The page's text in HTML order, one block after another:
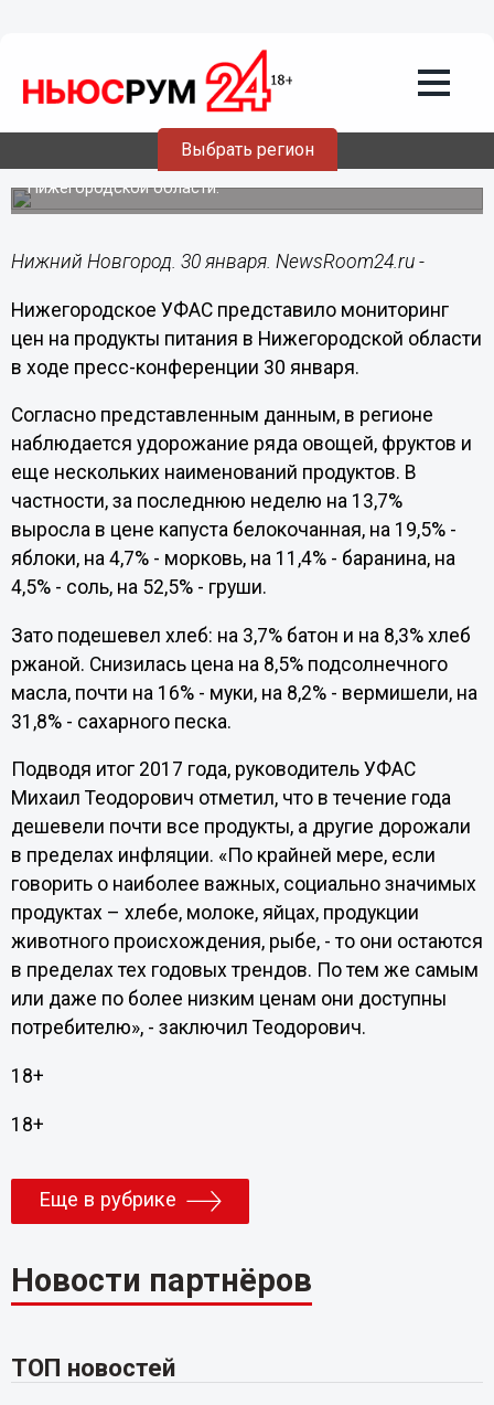
Выбрать регион
30.01.201815:23
Стало известно, как меняются цены на
продукты в регионе
Фрукты и овощи дорожают, хлеб и сахар дешевеют в
Нижегородской области.
Нижний Новгород. 30 января. NewsRoom24.ru -
Нижегородское УФАС представило мониторинг
цен на продукты питания в Нижегородской области
в ходе пресс-конференции 30 января.
Согласно представленным данным, в регионе
наблюдается удорожание ряда овощей, фруктов и
еще нескольких наименований продуктов. В
частности, за последнюю неделю на 13,7%
выросла в цене капуста белокочанная, на 19,5% -
яблоки, на 4,7% - морковь, на 11,4% - баранина, на
4,5% - соль, на 52,5% - груши.
Зато подешевел хлеб: на 3,7% батон и на 8,3% хлеб
ржаной. Снизилась цена на 8,5% подсолнечного
масла, почти на 16% - муки, на 8,2% - вермишели, на
31,8% - сахарного песка.
Подводя итог 2017 года, руководитель УФАС
Михаил Теодорович отметил, что в течение года
дешевели почти все продукты, а другие дорожали
в пределах инфляции. «По крайней мере, если
говорить о наиболее важных, социально значимых
продуктах – хлебе, молоке, яйцах, продукции
животного происхождения, рыбе, - то они остаются
в пределах тех годовых трендов. По тем же самым
или даже по более низким ценам они доступны
потребителю», - заключил Теодорович.
18+
18+
Еще в рубрике
Новости партнёров
ТОП новостей